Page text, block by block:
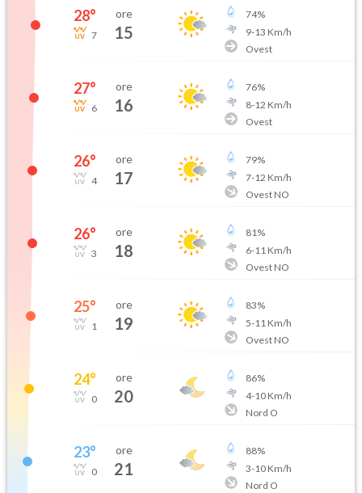
28°
7
ore
15
74%
9-13 Km/h
Ovest
27°
6
ore
16
76%
8-12 Km/h
Ovest
26°
4
ore
17
79%
7-12 Km/h
Ovest NO
26°
3
ore
18
81%
6-11 Km/h
Ovest NO
25°
1
ore
19
83%
5-11 Km/h
Ovest NO
24°
0
ore
20
86%
4-10Km/h
Nord O
23°
0
ore
21
88%
3-10Km/h
Nord O